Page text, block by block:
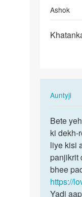
Ashok
AuntyjiIn
to
by
Bete
yeh
prakriya
kisi…
Bete
ki dekh-
liye kisi
panjikrit
bhee
https://
Yadi